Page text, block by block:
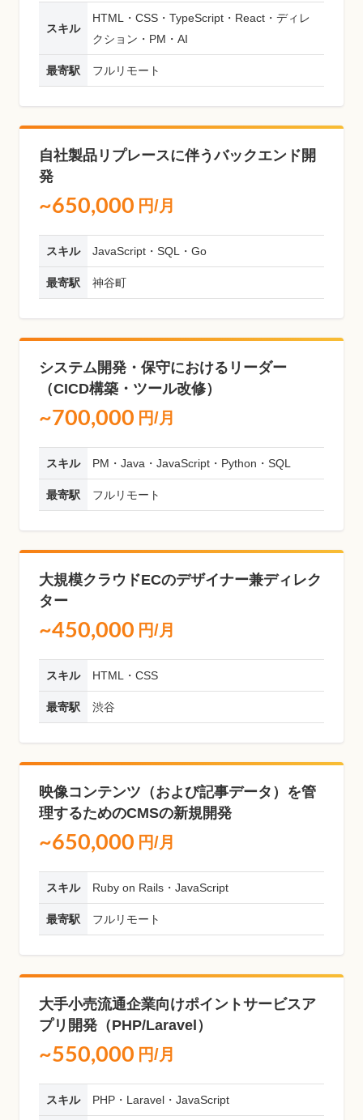
スキル
HTML・CSS・TypeScript・React・ディレ
クション・PM・AI
最寄駅 フルリモート
自社製品リプレースに伴うバックエンド開
発
~650,000 円/月
スキル JavaScript・SQL・Go
最寄駅 神谷町
システム開発・保守におけるリーダー
（CICD構築・ツール改修）
~700,000 円/月
スキル PM・Java・JavaScript・Python・SQL
最寄駅 フルリモート
大規模クラウドECのデザイナー兼ディレク
ター
~450,000 円/月
スキル HTML・CSS
最寄駅 渋谷
映像コンテンツ（および記事データ）を管
理するためのCMSの新規開発
~650,000 円/月
スキル Ruby on Rails・JavaScript
最寄駅 フルリモート
大手小売流通企業向けポイントサービスア
プリ開発（PHP/Laravel）
~550,000 円/月
スキル PHP・Laravel・JavaScript